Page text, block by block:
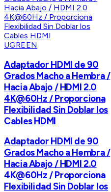
UGREEN
Adaptador HDMI de 90
Grados Macho a Hembra /
Hacia Abajo / HDMI 2.0
4K@60Hz / Proporciona
Flexibilidad Sin Doblar los
Cables HDMI
Adaptador HDMI de 90
Grados Macho a Hembra /
Hacia Abajo / HDMI 2.0
4K@60Hz / Proporciona
Flexibilidad Sin Doblar los